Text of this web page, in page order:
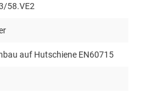
58.VE2
auf Hutschiene EN60715